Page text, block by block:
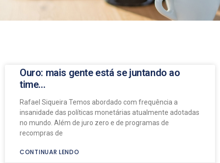
Ouro: mais gente está se juntando ao
time…
Rafael Siqueira Temos abordado com frequência a
insanidade das políticas monetárias atualmente adotadas
no mundo. Além de juro zero e de programas de
recompras de
CONTINUAR LENDO